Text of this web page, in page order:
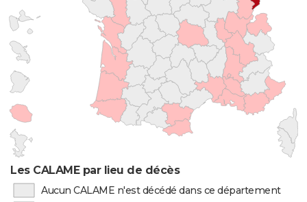
Les CALAME par lieu de décès
Aucun CALAME n'est décédé dans ce département